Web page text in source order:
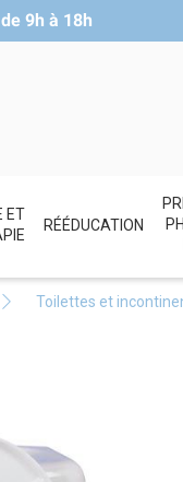
9h à 18h
ET
RÉÉDUCATION
Toilettes et